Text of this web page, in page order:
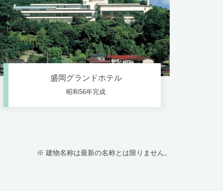
盛岡グランドホテル
昭和56年完成
※ 建物名称は最新の名称とは限りません。